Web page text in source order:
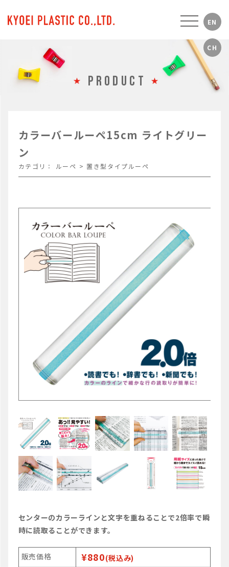
PRODUCT
カラーバールーペ15cm ライトグリー
ン
カテゴリ： ルーペ > 置き型タイプルーペ
センターのカラーラインと文字を重ねることで2倍率で瞬
時に読取ることができます。
販売価格 ¥880(税込み)